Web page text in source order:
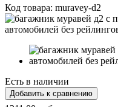
Код товара: muravey-d2
Есть в наличии